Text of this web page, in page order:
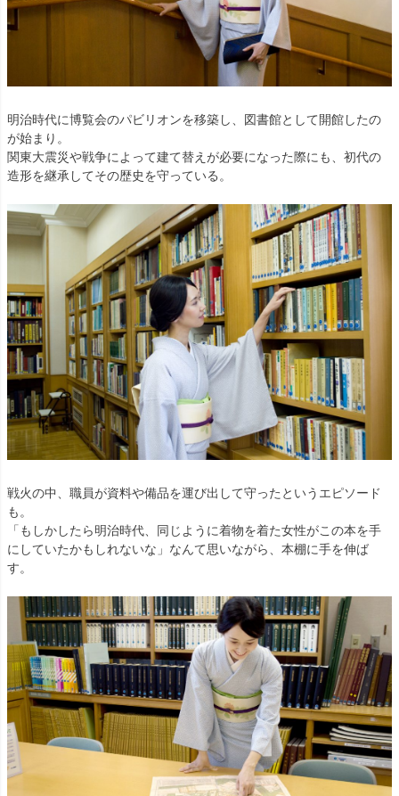
明治時代に博覧会のパビリオンを移築し、図書館として開館したの
が始まり。
関東大震災や戦争によって建て替えが必要になった際にも、初代の
造形を継承してその歴史を守っている。
戦火の中、職員が資料や備品を運び出して守ったというエピソード
も。
「もしかしたら明治時代、同じように着物を着た女性がこの本を手
にしていたかもしれないな」なんて思いながら、本棚に手を伸ば
す。